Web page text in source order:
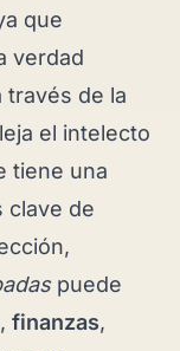
que
verdad
través de la
el intelecto
tiene una
clave de
puede
, finanzas,